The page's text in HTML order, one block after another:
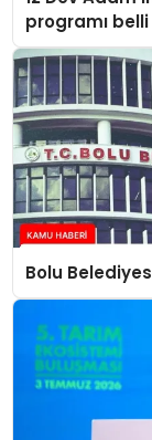
programı
Bolu